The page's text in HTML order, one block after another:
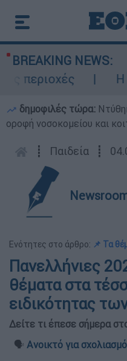
BREAKING NEWS:
περιοχές
Η
δημοφιλές τώρα:
οροφή νοσοκομείου και
┋ Παιδεία ┋
Ενότητες στο άρθρο: 📌 Τα
Πανελλήνιες
θέματα στα
ειδικότητας
Δείτε τι έπεσε σήμερα
🗣️ Ανοικτό για σχολιασμό